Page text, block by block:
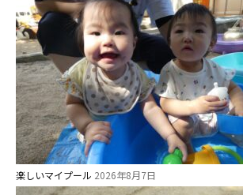
楽しいマイプール 2026年8月7日